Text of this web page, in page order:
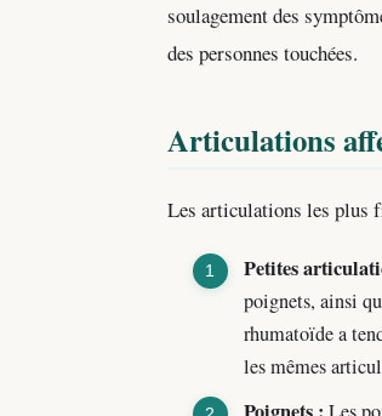
soulagement des
des personnes touchées.
Articulations
Les articulations les plus
Petites
poignets, ainsi
rhumatoïde a
les mêmes